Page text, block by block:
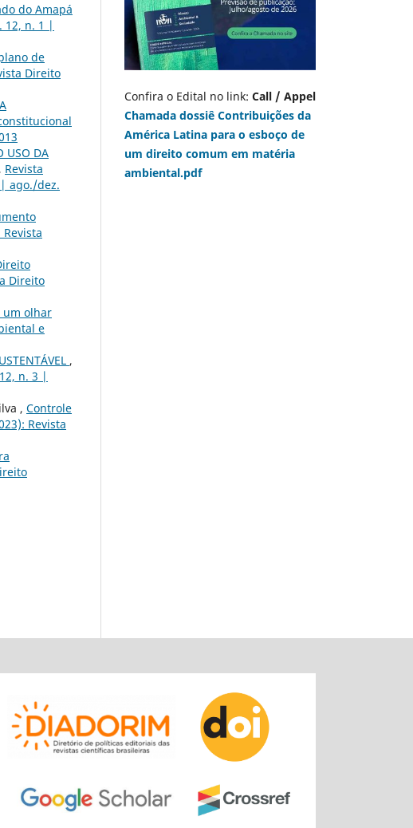
do Amapá
12, n. 1 |
de
Direito
USO DA
, Revista
ago./dez.
Direito
um olhar
e
,
n. 3 |
, Controle
Revista
Confira o Edital no link: Call / Appel
Chamada dossiê Contribuições da
América Latina para o esboço de
um direito comum em matéria
ambiental.pdf